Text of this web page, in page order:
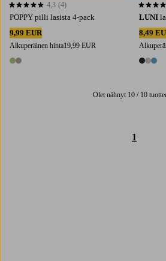
POPPY pilli lasista 4-pack
9,99 EUR
Alkuperäinen hinta19,99 EUR
2 värejä
4,3 perustuen 4 arvosanaan
4,3 (4)
LUNI
8,49
3 värejä
3,8
Olet nähnyt 10 / 10
1